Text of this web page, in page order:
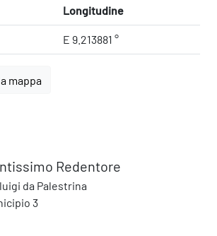
Longitudine
E 9.213881 °
mappa
Redentore
da Palestrina
3